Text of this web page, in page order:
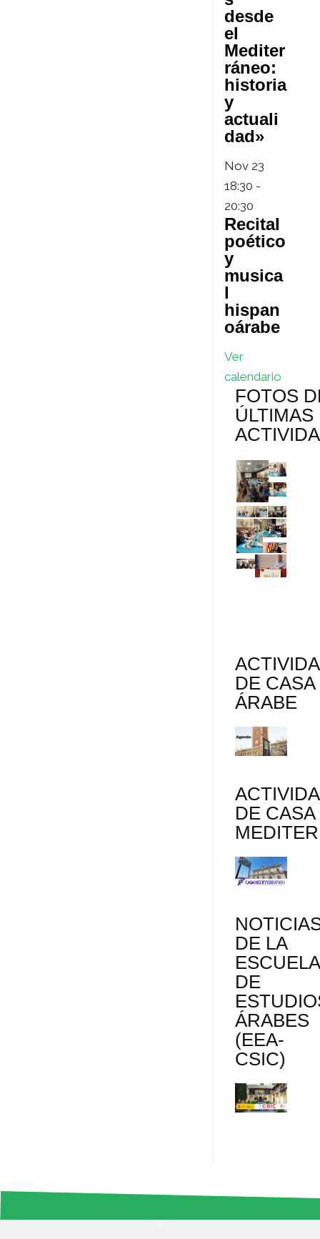
desde
el
Mediter
ráneo:
historia
y
actuali
dad»
Nov 23
18:30 -
20:30
Recital
poético
y
musica
l
hispan
oárabe
Ver
calendario
FOTOS
ÚLTIMAS
DE CASA
ÁRABE
DE CASA
DE LA
ESCUELA
DE
ÁRABES
(EEA-
CSIC)